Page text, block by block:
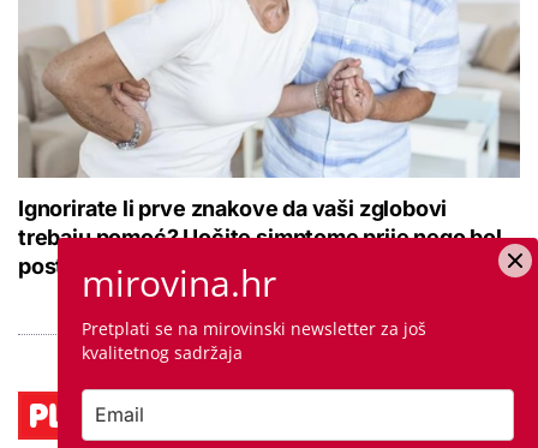
Ignorirate li prve znakove da vaši zglobovi
trebaju pomoć? Uočite simptome prije nego bol
postane svakodnevna
mirovina.hr
Pretplati se na mirovinski newsletter za još
kvalitetnog sadržaja